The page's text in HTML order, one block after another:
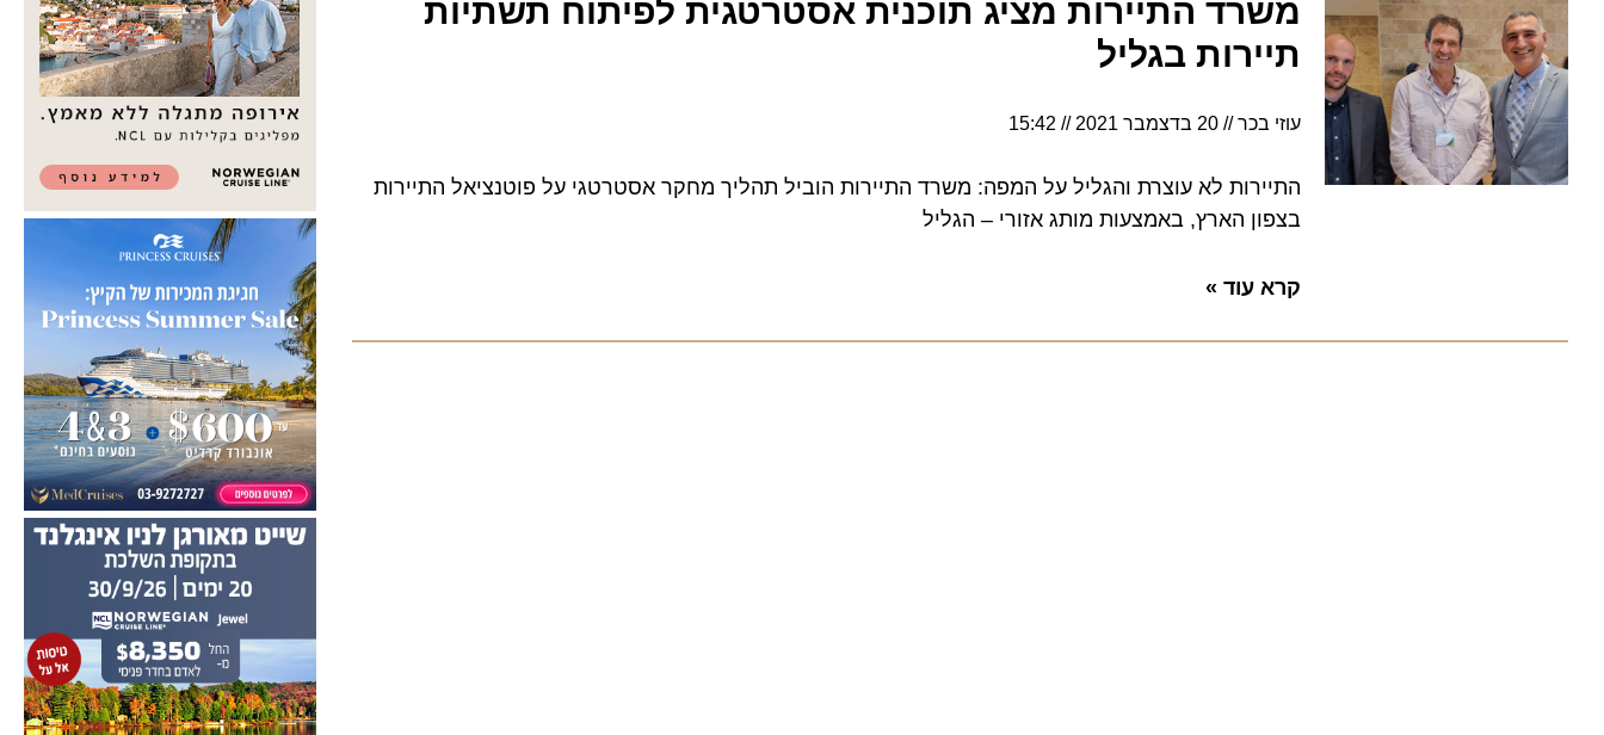
משרד התיירות מציג תוכנית אסטרטגית לפיתוח תשתיות
תיירות בגליל
עוזי בכר 20 בדצמבר 2021 15:42
התיירות לא עוצרת והגליל על המפה: משרד התיירות הוביל תהליך מחקר אסטרטגי על פוטנציאל התיירות
בצפון הארץ, באמצעות מותג אזורי – הגליל
קרא עוד »